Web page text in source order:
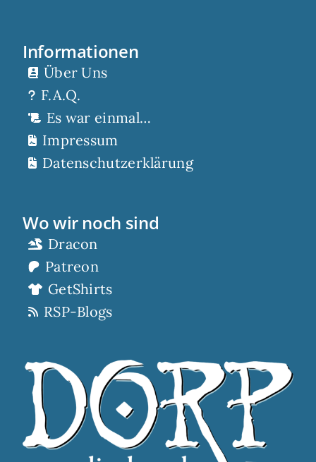
Informationen
Über Uns
F.A.Q.
Es war einmal…
Impressum
Datenschutzerklärung
Wo wir noch sind
Dracon
Patreon
GetShirts
RSP-Blogs